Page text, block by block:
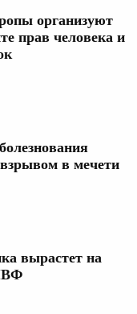
организуют
прав человека и
в мечети
вырастет на